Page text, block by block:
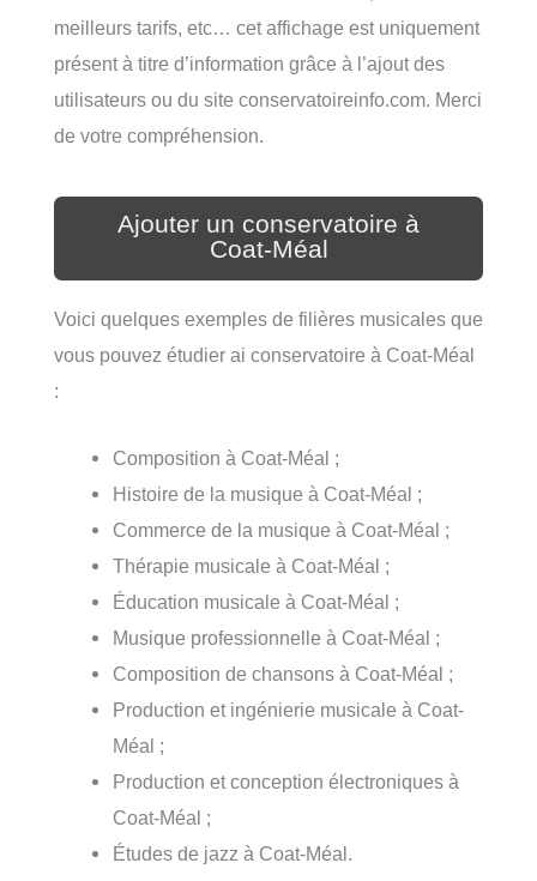
meilleurs tarifs, etc… cet affichage est uniquement
présent à titre d’information grâce à l’ajout des
utilisateurs ou du site conservatoireinfo.com. Merci
de votre compréhension.
Ajouter un conservatoire à
Coat-Méal
Voici quelques exemples de filières musicales que
vous pouvez étudier ai conservatoire à Coat-Méal
:
Composition à Coat-Méal ;
Histoire de la musique à Coat-Méal ;
Commerce de la musique à Coat-Méal ;
Thérapie musicale à Coat-Méal ;
Éducation musicale à Coat-Méal ;
Musique professionnelle à Coat-Méal ;
Composition de chansons à Coat-Méal ;
Production et ingénierie musicale à Coat-
Méal ;
Production et conception électroniques à
Coat-Méal ;
Études de jazz à Coat-Méal.